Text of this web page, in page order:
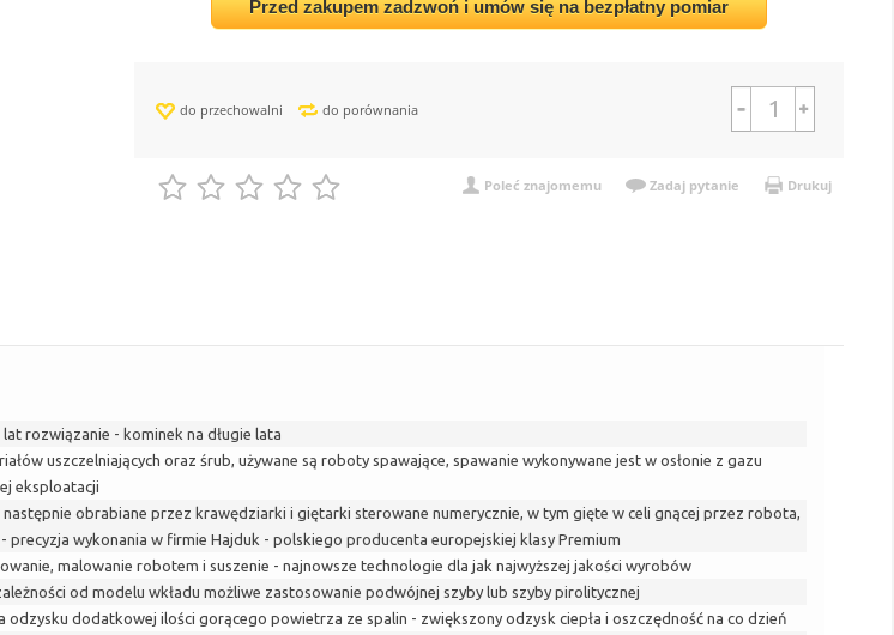
Przed zakupem zadzwoń i umów się na bezpłatny pomiar
do przechowalni do porównania
Poleć znajomemu Zadaj pytanie Drukuj
rozwiązanie - kominek na długie lata
uszczelniających oraz śrub, używane są roboty spawające, spawanie wykonywane jest w osłonie z gazu
eksploatacji
obrabiane przez krawędziarki i giętarki sterowane numerycznie, w tym gięte w celi gnącej przez robota,
wykonania w firmie Hajduk - polskiego producenta europejskiej klasy Premium
malowanie robotem i suszenie - najnowsze technologie dla jak najwyższej jakości wyrobów
od modelu wkładu możliwe zastosowanie podwójnej szyby lub szyby pirolitycznej
dodatkowej ilości gorącego powietrza ze spalin - zwiększony odzysk ciepła i oszczędność na co dzień